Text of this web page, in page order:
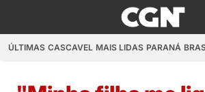
ÚLTIMAS CASCAVEL MAIS LIDAS PARANÁ